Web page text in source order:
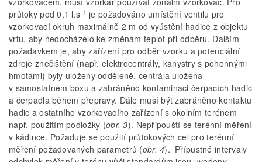
průtoky pod 0,1 l.s-1 je požadováno umístění ventilu pro
vzorkovací okruh maximálně 2 m od vyústění hadice z objektu
vrtu, aby nedocházelo ke změnám teplot při odběru. Dalším
požadavkem je, aby zařízení pro odběr vzorku a potenciální
zdroje znečištění (např. elektrocentrály, kanystry s pohonnými
hmotami) byly uloženy odděleně, centrála uložena
v samostatném boxu a zabráněno kontaminaci čerpacích hadic
a čerpadla během přepravy. Dále musí být zabráněno kontaktu
hadic a ostatního vzorkovacího zařízení s okolním terénem
např. použitím podložky (obr. 3). Nepřipouští se terénní měření
v kádince. Požaduje se použití průtokových cel pro terénní
měření požadovaných parametrů (obr. 4). Přípustné intervaly